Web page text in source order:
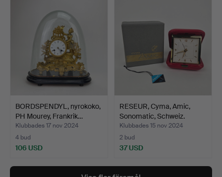
BORDSPENDYL, nyrokoko,
PH Mourey, Frankrik…
Klubbades 17 nov 2024
4 bud
106 USD
RESEUR, Cyma, Amic,
Sonomatic, Schweiz.
Klubbades 15 nov 2024
2 bud
37 USD